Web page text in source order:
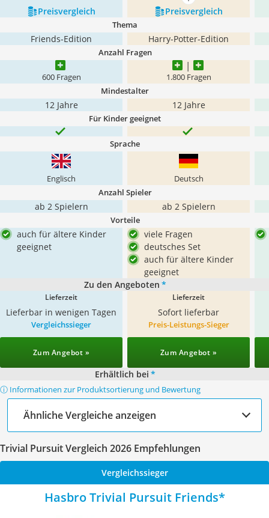
Preis­vergleich
Preis­vergleich
Thema
Friends-Edition Harry-Potter-Edition
Anzahl Fragen
600 Fragen 1.800 Fragen
Mindestalter
12 Jahre 12 Jahre
Für Kinder geeignet
Sprache
Englisch Deutsch
Anzahl Spieler
ab 2 Spielern ab 2 Spielern
Vorteile
auch für ältere Kinder
geeignet
viele Fragen
deutsches Set
auch für ältere Kinder
geeignet
Zu den Angeboten *
Lieferzeit
Lieferbar in wenigen Tagen
Lieferzeit
Sofort lieferbar
Vergleichssieger
Zum Angebot »
Preis-Leistungs-Sieger
Zum Angebot »
Erhältlich bei *
ⓘ Informationen zur Produktsortierung und Bewertung
Ähnliche Vergleiche anzeigen
Trivial Pursuit Vergleich 2026 Empfehlungen
Vergleichssieger
Hasbro Trivial Pursuit Friends